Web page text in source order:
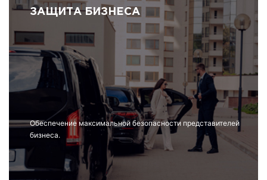
ЗАЩИТА БИЗНЕСА
Обеспечение максимальной безопасности представителей
бизнеса.